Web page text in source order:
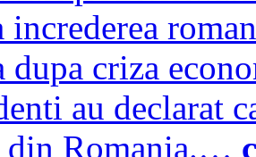
increderea
dupa criza
au declarat
din Romania.…